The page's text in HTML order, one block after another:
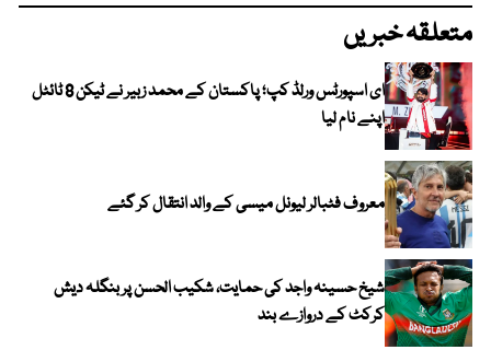
متعلقہ خبریں
ای اسپورٹس ورلڈ کپ؛ پاکستان کے محمد زبیر نے ٹیکن 8 ٹائٹل
اپنے نام لیا
معروف فٹبالر لیونل میسی کے والد انتقال کر گئے
شیخ حسینہ واجد کی حمایت، شکیب الحسن پر بنگلہ دیش
کرکٹ کے دروازے بند